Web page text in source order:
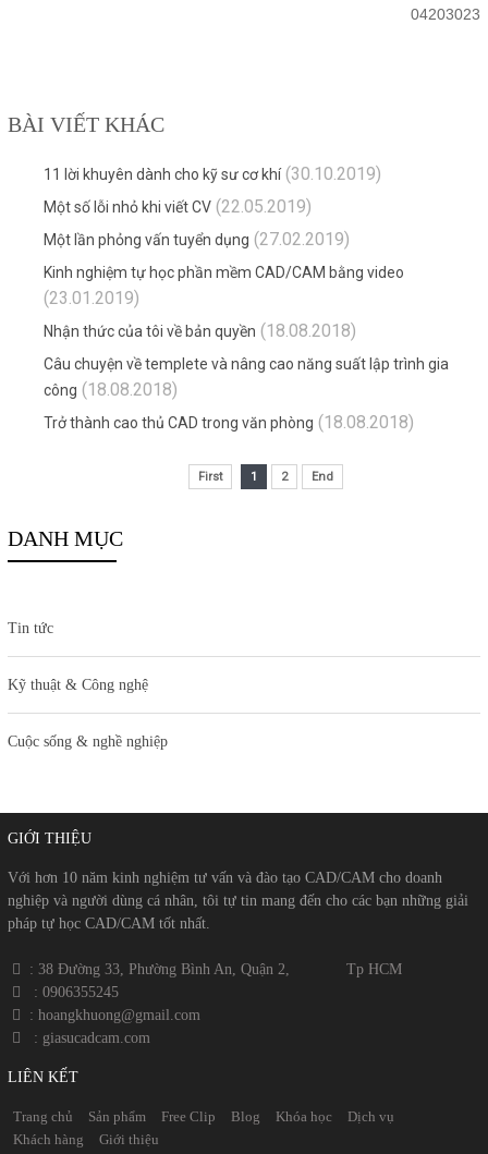
04203023
BÀI VIẾT KHÁC
11 lời khuyên dành cho kỹ sư cơ khí(30.10.2019)
Một số lỗi nhỏ khi viết CV(22.05.2019)
Một lần phỏng vấn tuyển dụng (27.02.2019)
Kinh nghiệm tự học phần mềm CAD/CAM bằng video
(23.01.2019)
Nhận thức của tôi về bản quyền (18.08.2018)
Câu chuyện về templete và nâng cao năng suất lập trình gia
công (18.08.2018)
Trở thành cao thủ CAD trong văn phòng (18.08.2018)
First 1 2 End
DANH MỤC
Tin tức
Kỹ thuật & Công nghệ
Cuộc sống & nghề nghiệp
GIỚI THIỆU
Với hơn 10 năm kinh nghiệm tư vấn và đào tạo CAD/CAM cho doanh
nghiệp và người dùng cá nhân, tôi tự tin mang đến cho các bạn những giải
pháp tự học CAD/CAM tốt nhất.
​​ : 38 Đường 33, Phường Bình An, Quận 2, Tp HCM
: 0906355245
​ : hoangkhuong@gmail.com
: giasucadcam.com
LIÊN KẾT
Trang chủ Sản phẩm Free Clip Blog Khóa học
Dịch vụ
Khách hàng
Giới thiệu